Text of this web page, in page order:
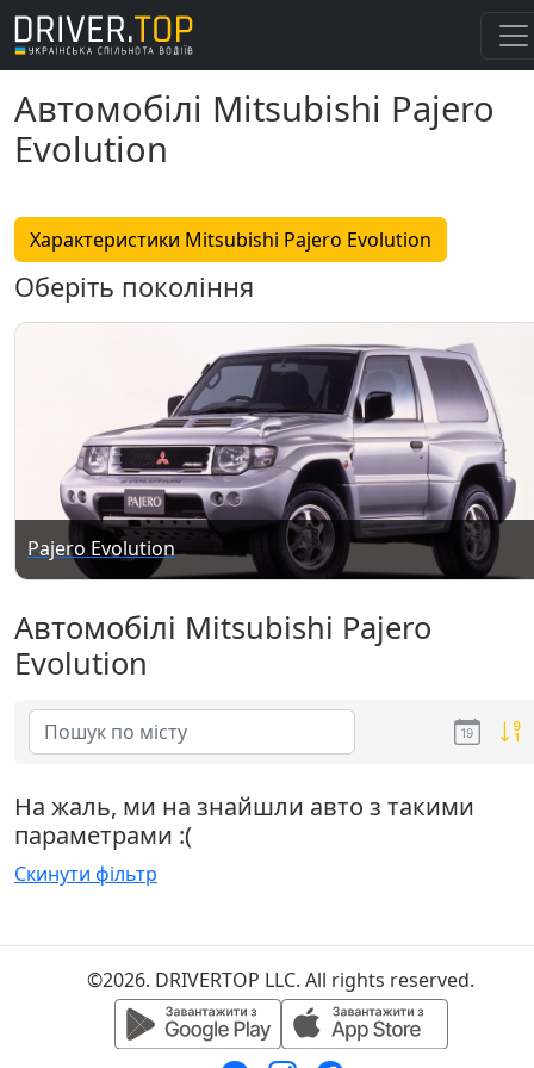
Автомобілі Mitsubishi Pajero
Evolution
Характеристики Mitsubishi Pajero Evolution
Оберіть покоління
Pajero Evolution
Автомобілі Mitsubishi Pajero
Evolution
На жаль, ми на знайшли авто з такими
параметрами :(
Скинути фільтр
©2026. DRIVERTOP LLC. All rights reserved.